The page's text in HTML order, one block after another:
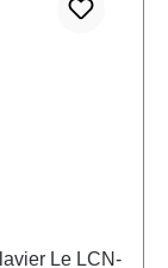
Le LCN-